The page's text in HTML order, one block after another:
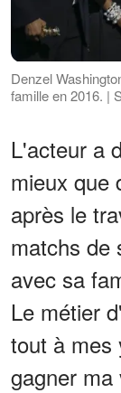
Denzel
famille en 2016. |
L'acteur a
mieux que
après le
matchs de
avec sa
Le métier
tout à mes
gagner ma